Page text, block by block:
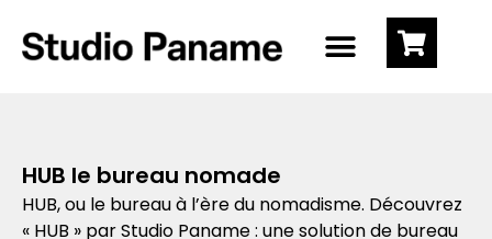
HUB le bureau nomade
HUB, ou le bureau à l’ère du nomadisme. Découvrez
« HUB » par Studio Paname : une solution de bureau